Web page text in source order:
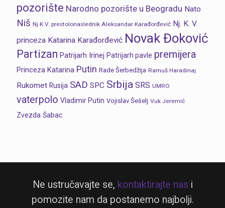
pozorište Narodno pozorište u Beogradu Nato
Niš Nj.K.V. prestolonaslednik Aleksandar Karađorđević Nj. K. V.
princeza Katarina Karađorđević Novak Đoković
Partizan Patrijarh Irinej Patrijarh pavle premijera
Princeza Katarina Putin Rade Šerbedžija Ramuš Haradinaj
Rukomet Rusija SAD SPC Srbija SRS UMRO
vaterpolo Vladimir Putin Vojislav Šešelj Vuk Jeremić
Zvezda Šabac
Ne ustručavajte se, kontaktirajte nas i
pomozite nam da postanemo najbolji.